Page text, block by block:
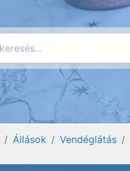
Állások Vendéglátás